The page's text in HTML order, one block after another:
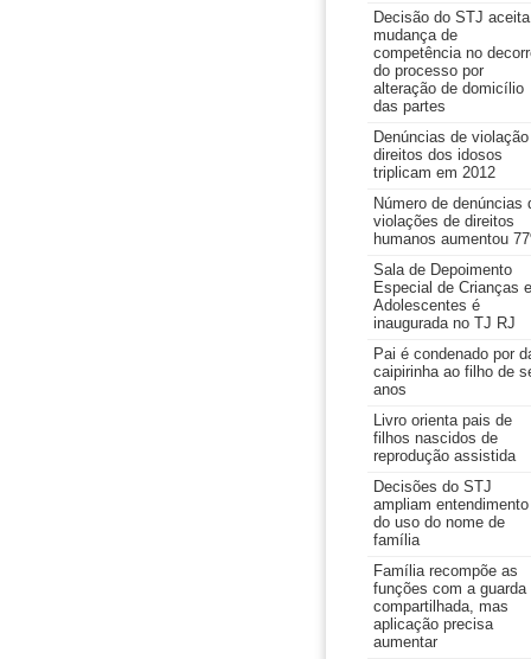
Decisão do STJ aceita
mudança de
competência no
do processo por
alteração de domicílio
das partes
Denúncias de
direitos dos idosos
triplicam em 2012
Número de denúncias
violações de direitos
humanos aumentou
Sala de Depoimento
Especial de Crianças e
Adolescentes é
inaugurada no TJ RJ
Pai é condenado por
caipirinha ao filho de
anos
Livro orienta pais de
filhos nascidos de
reprodução assistida
Decisões do STJ
ampliam entendimento
do uso do nome de
família
Família recompõe as
funções com a guarda
compartilhada, mas
aplicação precisa
aumentar